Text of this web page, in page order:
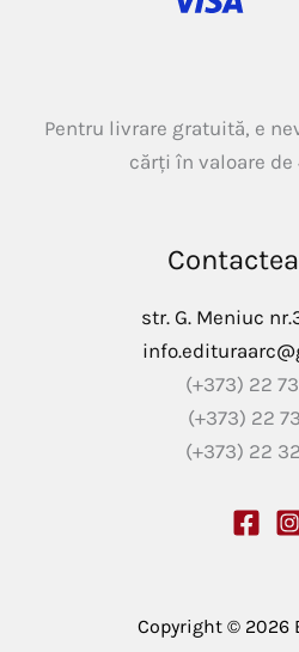
Pentru livrare gratuită, e
cărți în valoare de
str. G. Meniuc
(+373) 22
(+373) 22
(+373) 22
Copyright © 2026